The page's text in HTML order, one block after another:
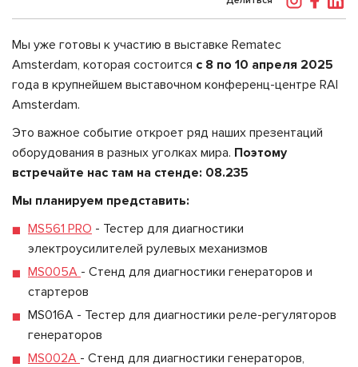
Мы уже готовы к участию в выставке Rematec
Amsterdam, которая состоится с 8 по 10 апреля 2025
года в крупнейшем выставочном конференц-центре RAI
Amsterdam.
Это важное событие откроет ряд наших презентаций
оборудования в разных уголках мира. Поэтому
встречайте нас там на стенде: 08.235
Мы планируем представить:
MS561 PRO - Тестер для диагностики
электроусилителей рулевых механизмов
MS005A - Стенд для диагностики генераторов и
стартеров
MS016A - Тестер для диагностики реле-регуляторов
генераторов
MS002A - Стенд для диагностики генераторов,